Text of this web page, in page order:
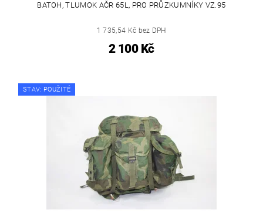
BATOH, TLUMOK AČR 65L, PRO PRŮZKUMNÍKY VZ.95
1 735,54 Kč bez DPH
2 100 Kč
STAV: POUŽITÉ